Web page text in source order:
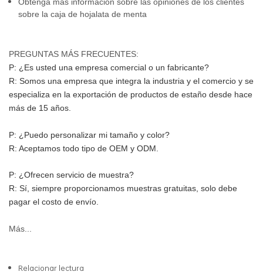
Obtenga más información sobre las opiniones de los clientes
sobre la caja de hojalata de menta
PREGUNTAS MÁS FRECUENTES:
P: ¿Es usted una empresa comercial o un fabricante?
R: Somos una empresa que integra la industria y el comercio y se
especializa en la exportación de productos de estaño desde hace
más de 15 años.
P: ¿Puedo personalizar mi tamaño y color?
R: Aceptamos todo tipo de OEM y ODM.
P: ¿Ofrecen servicio de muestra?
R: Sí, siempre proporcionamos muestras gratuitas, solo debe
pagar el costo de envío.
Más...
Relacionar lectura